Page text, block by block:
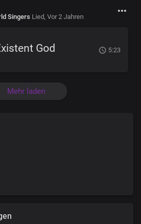
Singers Lied, Vor 2 Jahren
God 5:23
Mehr laden